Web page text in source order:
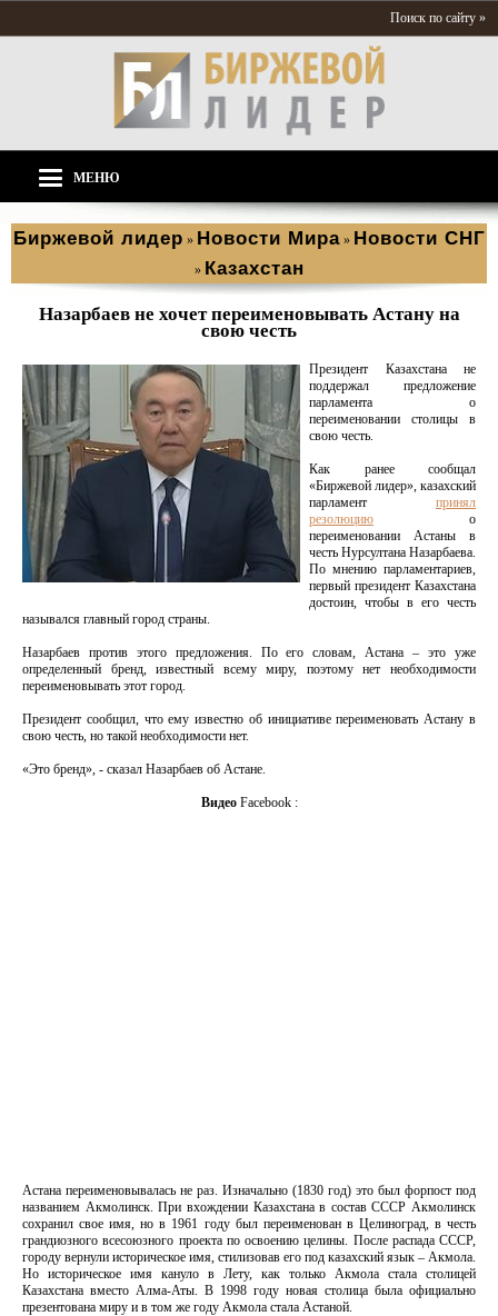
Поиск по сайту »
МЕНЮ
Биржевой лидер » Новости Мира » Новости СНГ
» Казахстан
Назарбаев не хочет переименовывать Астану на
свою честь
Президент Казахстана не
поддержал предложение
парламента о
переименовании столицы в
свою честь.
Как ранее сообщал
«Биржевой лидер», казахский
парламент принял
резолюцию о
переименовании Астаны в
честь Нурсултана Назарбаева.
По мнению парламентариев,
первый президент Казахстана
достоин, чтобы в его честь
назывался главный город страны.
Назарбаев против этого предложения. По его словам, Астана – это уже
определенный бренд, известный всему миру, поэтому нет необходимости
переименовывать этот город.
Президент сообщил, что ему известно об инициативе переименовать Астану в
свою честь, но такой необходимости нет.
«Это бренд», - сказал Назарбаев об Астане.
ВидеоFacebook :
Астана переименовывалась не раз. Изначально (1830 год) это был форпост под
названием Акмолинск. При вхождении Казахстана в состав СССР Акмолинск
сохранил свое имя, но в 1961 году был переименован в Целиноград, в честь
грандиозного всесоюзного проекта по освоению целины. После распада СССР,
городу вернули историческое имя, стилизовав его под казахский язык – Акмола.
Но историческое имя кануло в Лету, как только Акмола стала столицей
Казахстана вместо Алма-Аты. В 1998 году новая столица была официально
презентована миру и в том же году Акмола стала Астаной.